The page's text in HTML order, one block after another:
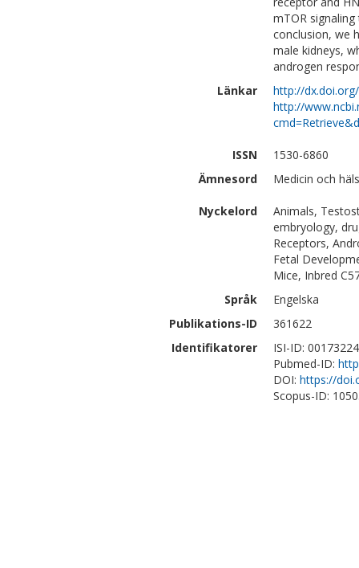
mTOR
conclusion, we
male kidneys,
androgen
Länkar
http://
http://
ISSN
1530-6860
Ämnesord
Medicin och
Nyckelord
Animals,
embryology,
Receptors,
Fetal
Mice, Inbred
Språk
Engelska
Publikations-ID
361622
Identifikatorer
ISI-ID:
Pubmed-ID:
DOI: https://
Scopus-ID: